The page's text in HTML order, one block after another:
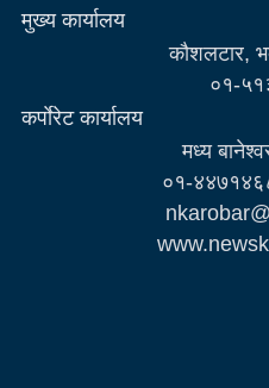
मुख्य कार्यालय
कौशलटार,
०१-
कर्पाेरेट कार्यालय
मध्य
०१-